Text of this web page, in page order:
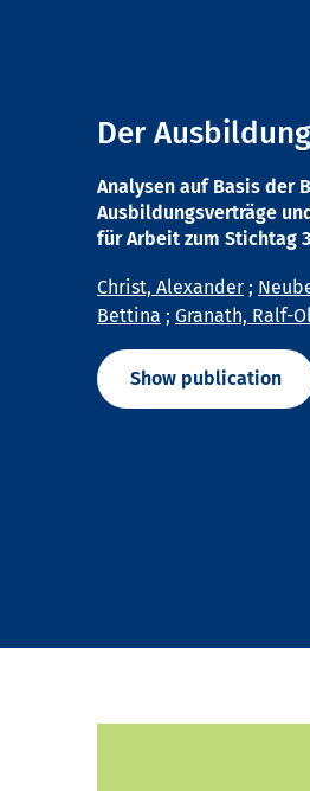
Der
Analysen auf Basis der
Ausbildungsverträge
für Arbeit zum Stichtag
Christ, Alexander ;
Bettina ; Granath, Ralf-
Show publication